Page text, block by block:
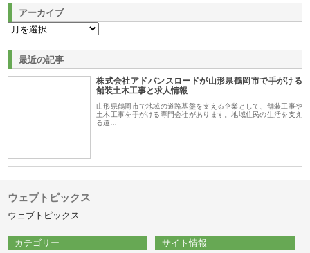
アーカイブ
最近の記事
株式会社アドバンスロードが山形県鶴岡市で手がける
舗装土木工事と求人情報
山形県鶴岡市で地域の道路基盤を支える企業として、舗装工事や
土木工事を手がける専門会社があります。地域住民の生活を支え
る道…
ウェブトピックス
ウェブトピックス
カテゴリー サイト情報